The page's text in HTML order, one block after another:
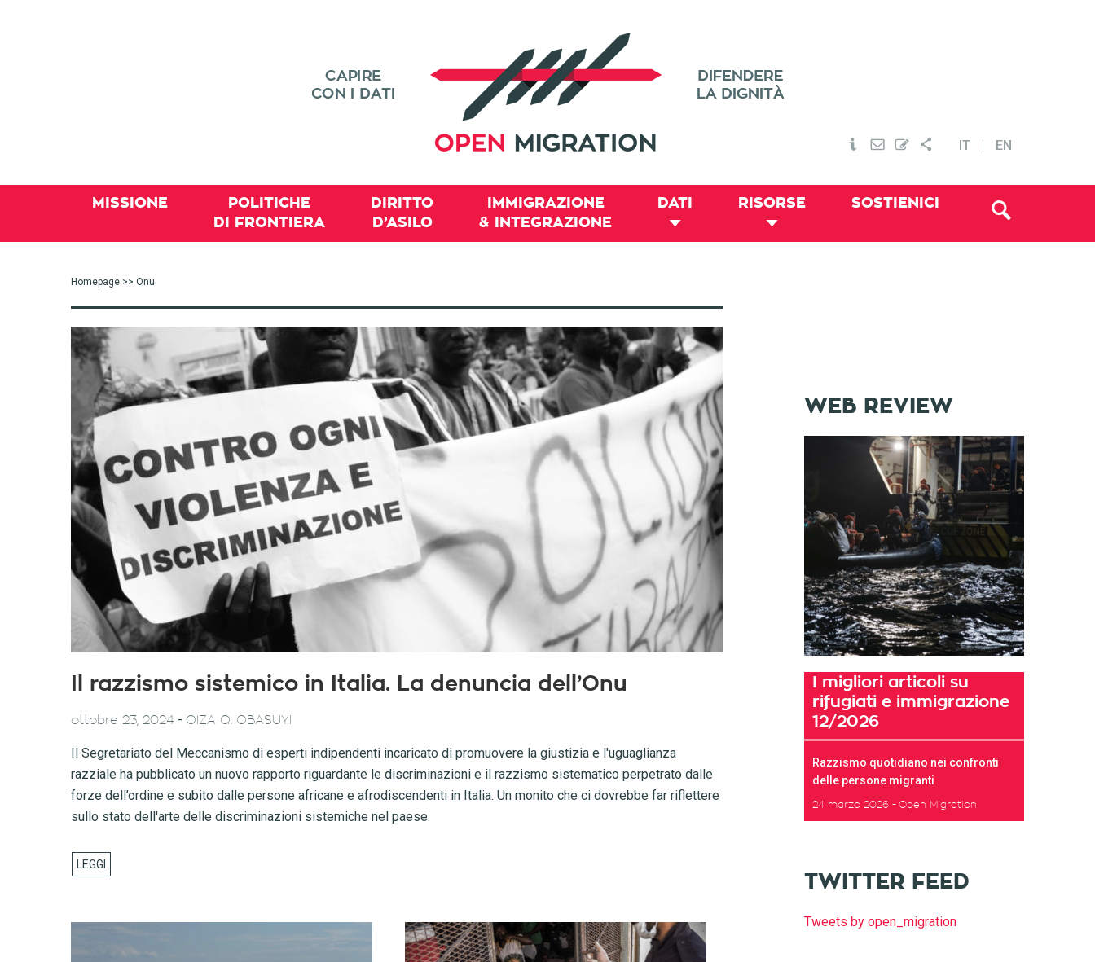
IT EN
MISSIONE
POLITICHE
DI FRONTIERA
DIRITTO
D’ASILO
IMMIGRAZIONE
& INTEGRAZIONE
DATI RISORSE SOSTIENICI
Homepage >> Onu
Il razzismo sistemico in Italia. La denuncia dell’Onu
ottobre 23, 2024 - OIZA Q. OBASUYI
Il Segretariato del Meccanismo di esperti indipendenti incaricato di promuovere la giustizia e l'uguaglianza
razziale ha pubblicato un nuovo rapporto riguardante le discriminazioni e il razzismo sistematico perpetrato dalle
forze dell’ordine e subito dalle persone africane e afrodiscendenti in Italia. Un monito che ci dovrebbe far riflettere
sullo stato dell'arte delle discriminazioni sistemiche nel paese.
WEB REVIEW
I migliori articoli su
rifugiati e immigrazione
12/2026
Razzismo quotidiano nei confronti
delle persone migranti
24 marzo 2026 Open Migration
TWITTER FEED
Tweets by open_migration